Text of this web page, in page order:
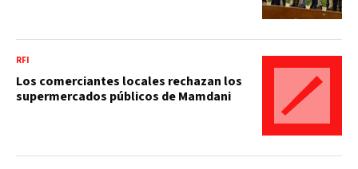
RFI
Los comerciantes locales rechazan los
supermercados públicos de Mamdani